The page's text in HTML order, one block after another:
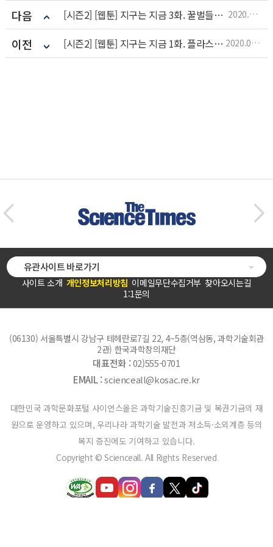
다음 [시즌2] [웹툰] 지구는 지금 3화. 꿀벌들이 사라졌어요 2020.08.18
이전 [시즌2] [웹툰] 지구는 지금 1화. 플라스틱의 역습 2020.06.26
사이트 소개 개인정보처리방침 이메일무단수집거부 찾아오시는길
1:1문의
유관사이트 바로가기
(06130) 서울특별시 강남구 테헤란로7길 22, 4~5층(역삼동, 과학기술회관
2관) 한국과학창의재단
대표전화 :02)555-0701
EMAIL :scienceall@kosac.re.kr
대한민국 과학문화포털 사이언스올은 과학기술진흥기금 및 복권기금의 재
원으로 운영하고 있으며, 우리나라 과학기술 발전과 저소득·소외계층 등의
복지 증진에도 기여하고 있습니다.
Copyright © Scienceall. All Rights Reserved